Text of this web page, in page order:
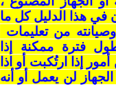
في هذا الدليل كل ما
من تعليمات
فترة ممكنة إذا
إذا ارتُكبت أو اذا
الجهاز لن يعمل أو أنه